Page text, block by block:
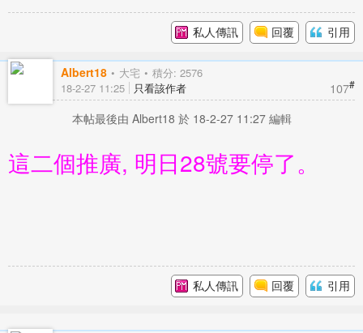
私人傳訊 回覆 引用
Albert18 大宅 積分: 2576
107#
18-2-27 11:25 只看該作者
本帖最後由 Albert18 於 18-2-27 11:27 編輯
這二個推廣, 明日28號要停了。
私人傳訊 回覆 引用